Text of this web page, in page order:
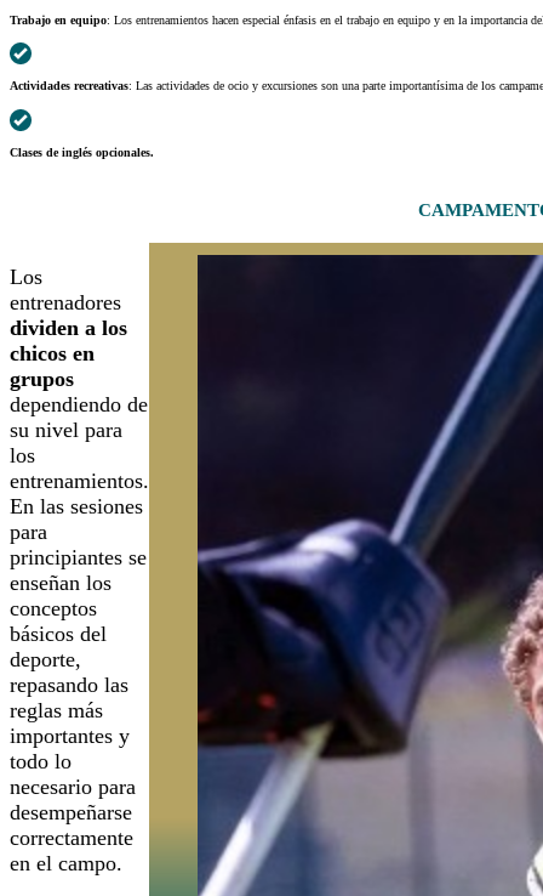
Trabajo en equipo: Los entrenamientos hacen especial énfasis en el trabajo en equipo y en la importancia
Actividades recreativas: Las actividades de ocio y excursiones son una parte importantísima de los
Clases de inglés opcionales.
Los
entrenadores
dividen a los
chicos en
grupos
dependiendo de
su nivel para
los
entrenamientos.
En las sesiones
para
principiantes se
enseñan los
conceptos
básicos del
deporte,
repasando las
reglas más
importantes y
todo lo
necesario para
desempeñarse
correctamente
en el campo.